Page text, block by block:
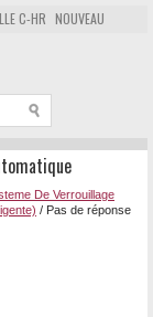
C-HR NOUVEAU
De Verrouillage
/ Pas de réponse